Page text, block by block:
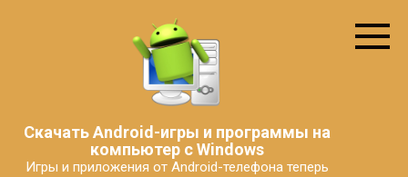
Скачать Android-игры и программы на
компьютер с Windows
Игры и приложения от Android-телефона теперь